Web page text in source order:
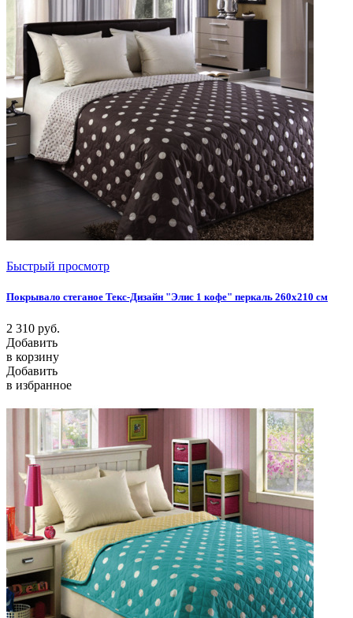
Быстрый просмотр
Покрывало стеганое Текс-Дизайн "Элис 1 кофе" перкаль 260х210 см
2 310 руб.
Добавить
в корзину
Добавить
в избранное